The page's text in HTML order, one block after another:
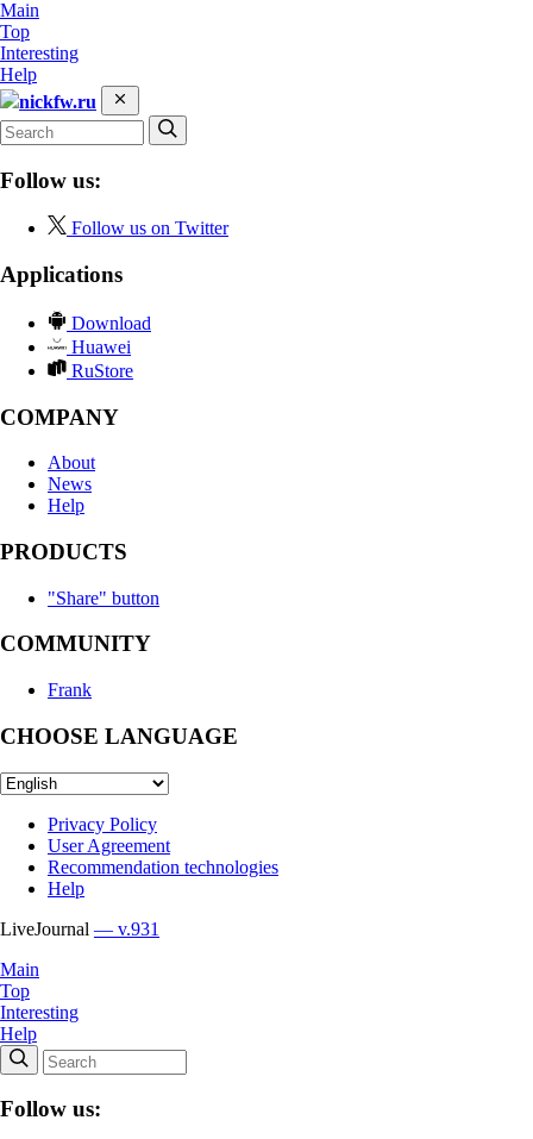
Main
Top
Interesting
Help
nickfw.ru
Follow us:
Follow us on Twitter
Applications
Download
Huawei
RuStore
COMPANY
About
News
Help
PRODUCTS
"Share" button
COMMUNITY
Frank
CHOOSE LANGUAGE
Privacy Policy
User Agreement
Recommendation technologies
Help
LiveJournal — v.931
Main
Top
Interesting
Help
Follow us: